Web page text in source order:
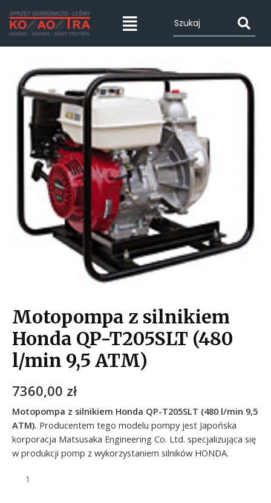
Motopompa z silnikiem
Honda QP-T205SLT (480
l/min 9,5 ATM)
7360,00 zł
Motopompa z silnikiem Honda QP-T205SLT (480 l/min 9,5
ATM). Producentem tego modelu pompy jest Japońska
korporacja Matsusaka Engineering Co. Ltd. specjalizująca się
w produkcji pomp z wykorzystaniem silników HONDA.